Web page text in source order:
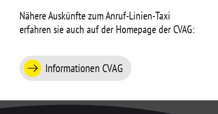
Nähere Auskünfte zum Anruf-Linien-Taxi
erfahren sie auch auf der Homepage der CVAG:
Informationen CVAG